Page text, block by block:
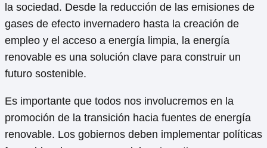
la sociedad. Desde la reducción de las emisiones de
gases de efecto invernadero hasta la creación de
empleo y el acceso a energía limpia, la energía
renovable es una solución clave para construir un
futuro sostenible.
Es importante que todos nos involucremos en la
promoción de la transición hacia fuentes de energía
renovable. Los gobiernos deben implementar políticas